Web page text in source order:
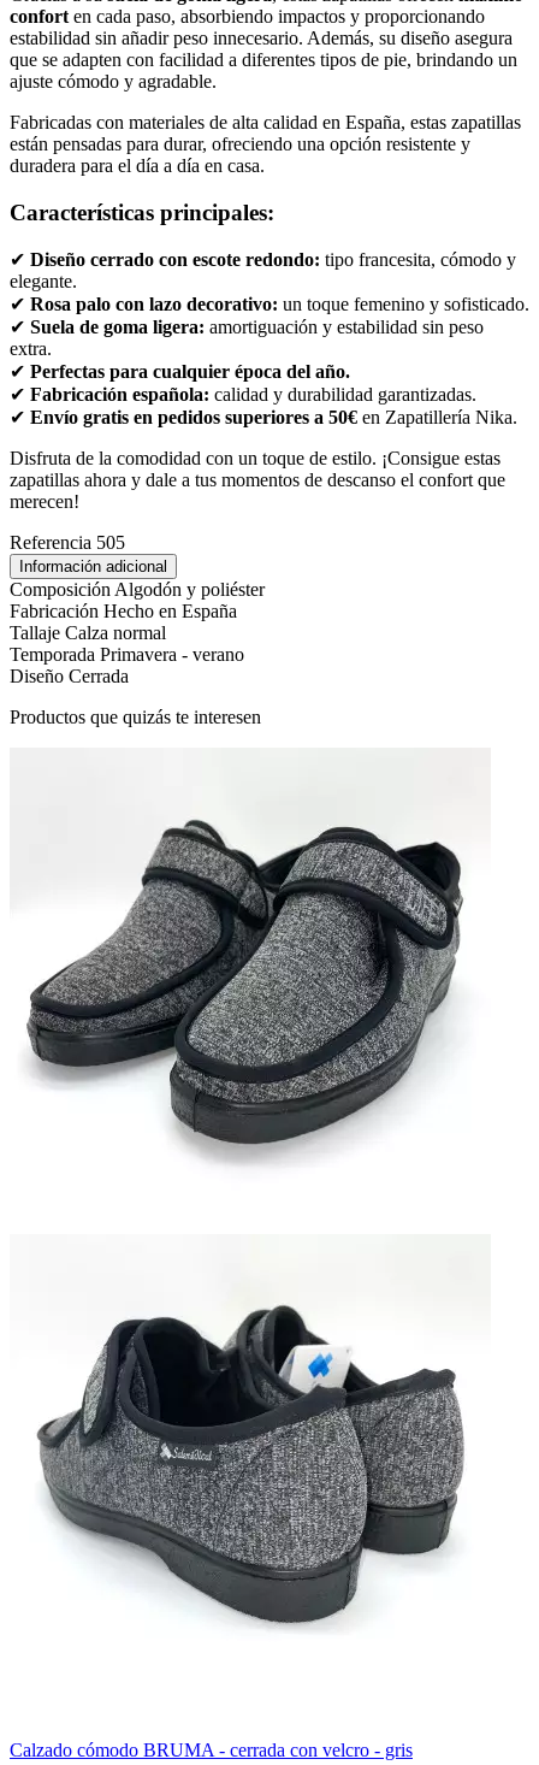
confort en cada paso, absorbiendo impactos y proporcionando
estabilidad sin añadir peso innecesario. Además, su diseño asegura
que se adapten con facilidad a diferentes tipos de pie, brindando un
ajuste cómodo y agradable.
Fabricadas con materiales de alta calidad en España, estas zapatillas
están pensadas para durar, ofreciendo una opción resistente y
duradera para el día a día en casa.
Características principales:
✔ Diseño cerrado con escote redondo: tipo francesita, cómodo y
elegante.
✔ Rosa palo con lazo decorativo: un toque femenino y sofisticado.
✔ Suela de goma ligera: amortiguación y estabilidad sin peso
extra.
✔ Perfectas para cualquier época del año.
✔ Fabricación española: calidad y durabilidad garantizadas.
✔ Envío gratis en pedidos superiores a 50€ en Zapatillería Nika.
Disfruta de la comodidad con un toque de estilo. ¡Consigue estas
zapatillas ahora y dale a tus momentos de descanso el confort que
merecen!
Referencia 505
Información adicional
Composición Algodón y poliéster
Fabricación Hecho en España
Tallaje Calza normal
Temporada Primavera - verano
Diseño Cerrada
Productos que quizás te interesen
Calzado cómodo BRUMA - cerrada con velcro - gris